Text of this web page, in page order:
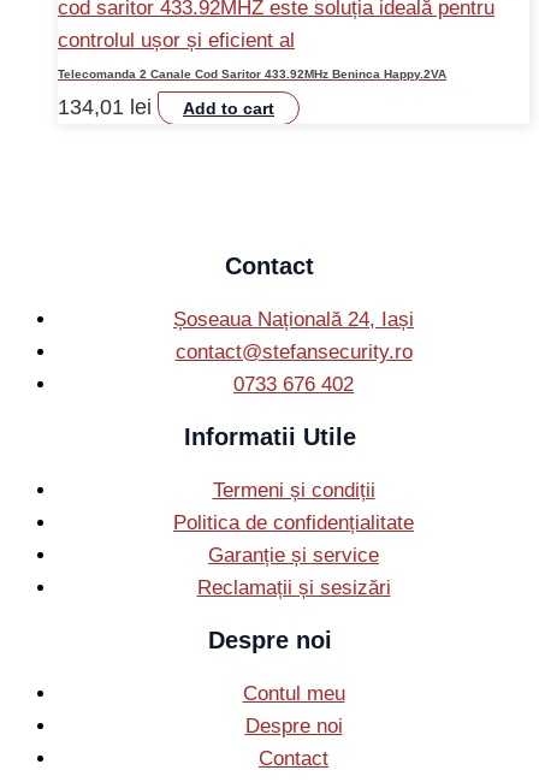
Telecomanda 2 Canale Cod Saritor 433.92MHz Beninca Happy.2VA
134,01 lei Add to cart
Contact
Șoseaua Națională 24, Iași
contact@stefansecurity.ro
0733 676 402
Informatii Utile
Termeni și condiții
Politica de confidențialitate
Garanție și service
Reclamații și sesizări
Despre noi
Contul meu
Despre noi
Contact